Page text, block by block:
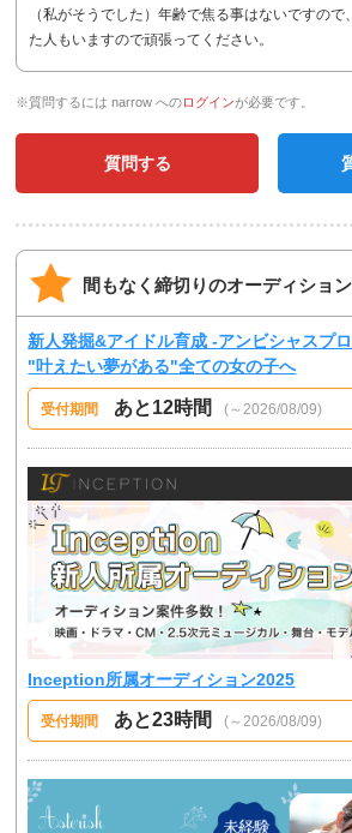
（私がそうでした）年齢で焦る事はないですの
た人もいますので頑張ってください。
※質問するには narrow へのログインが必要です。
質問する
間もなく締切りのオーディション
新人発掘&アイドル育成 -アンビシャスプ
"叶えたい夢がある"全ての女の子へ
受付期間 あと12時間 (～2026/08/09)
Inception所属オーディション2025
受付期間 あと23時間 (～2026/08/09)